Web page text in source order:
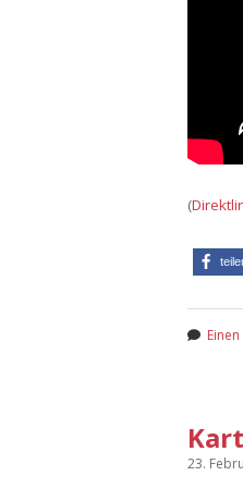
(
23.